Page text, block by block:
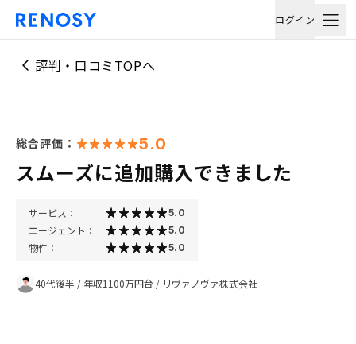
ログイン
評判・口コミTOPへ
総合評価： 5.0
スムーズに追加購入できました
サービス： 5.0
エージェント： 5.0
物件： 5.0
40代後半 / 年収1100万円台 / リヴァノヴァ株式会社